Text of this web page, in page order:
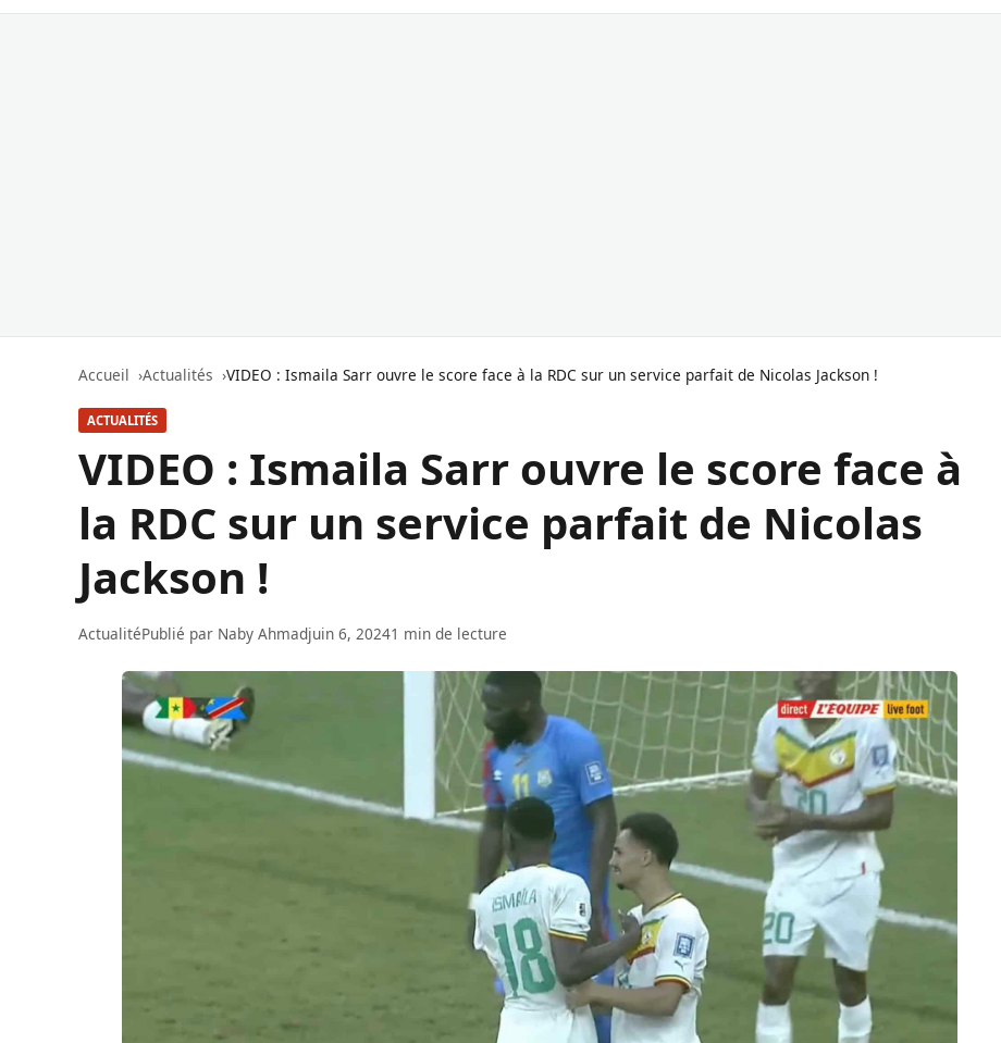
Accueil Actualités VIDEO : Ismaila Sarr ouvre le score face à la RDC sur un service parfait de Nicolas Jackson !
ACTUALITÉS
VIDEO : Ismaila Sarr ouvre le score face à
la RDC sur un service parfait de Nicolas
Jackson !
ActualitéPublié par Naby Ahmadjuin 6, 20241 min de lecture